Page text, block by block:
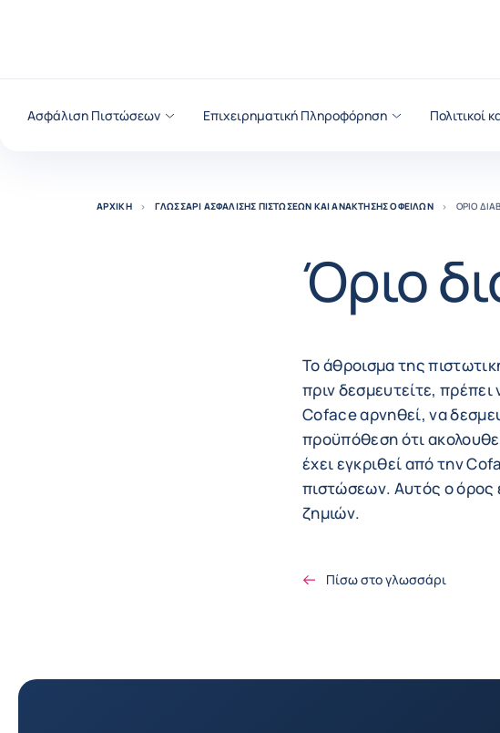
Ασφάλιση Πιστώσεων Επιχειρηματική Πληροφόρηση Πολιτικοί
ΑΡΧΙΚΉ ΓΛΩΣΣΆΡΙ ΑΣΦΆΛΙΣΗΣ ΠΙΣΤΏΣΕΩΝ ΚΑΙ ΑΝΆΚΤΗΣΗΣ ΟΦΕΙΛΏΝ ΌΡΙΟ
Όριο
Το άθροισμα της
πριν δεσμευτείτε,
Coface αρνηθεί, να
προϋπόθεση ότι
έχει εγκριθεί από την
πιστώσεων. Αυτός ο όρος
ζημιών.
Πίσω στο γλωσσάρι